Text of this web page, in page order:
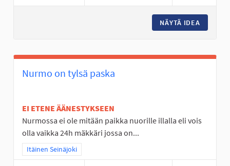
NÄYTÄ IDEA
Nurmo on tylsä paska
EI ETENE ÄÄNESTYKSEEN
Nurmossa ei ole mitään paikka nuorille illalla eli vois
olla vaikka 24h mäkkäri jossa on...
Rajaa tulokset teeman mukaan: Itäinen Seinäjoki
Itäinen Seinäjoki